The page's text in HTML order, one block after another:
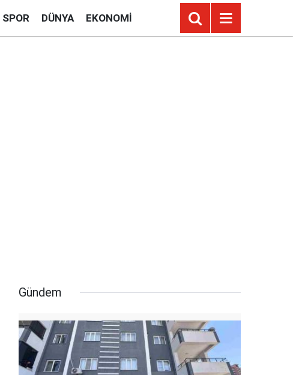
SPOR DÜNYA EKONOMI
Gündem